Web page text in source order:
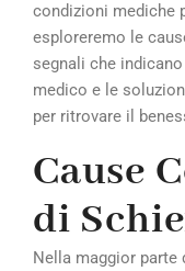
condizioni mediche
esploreremo le
segnali che
medico e le
per ritrovare il
Cause
di
Nella maggior parte